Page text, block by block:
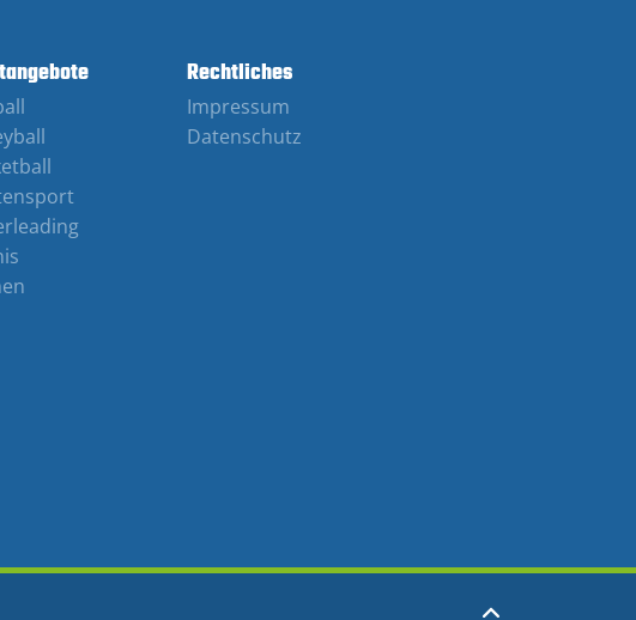
Rechtliches
Impressum
Datenschutz